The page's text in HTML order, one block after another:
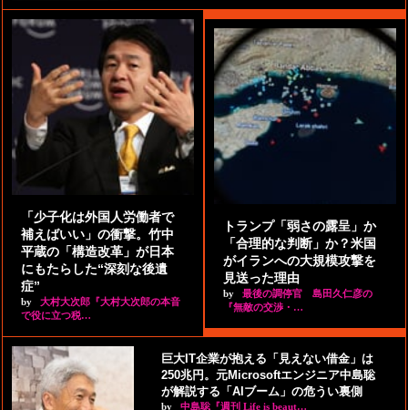
「少子化は外国人労働者で
補えばいい」の衝撃。竹中
平蔵の「構造改革」が日本
にもたらした“深刻な後遺
症”
by
大村大次郎『大村大次郎の本音
で役に立つ税…
トランプ「弱さの露呈」か
「合理的な判断」か？米国
がイランへの大規模攻撃を
見送った理由
by
最後の調停官 島田久仁彦の
『無敵の交渉・…
巨大IT企業が抱える「見えない借金」は
250兆円。元Microsoftエンジニア中島聡
が解説する「AIブーム」の危うい裏側
by 中島聡『週刊 Life is beaut…